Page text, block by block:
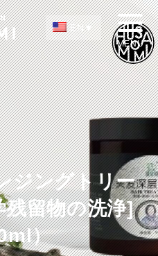
EN
ジングトリー
留物の洗浄]
）